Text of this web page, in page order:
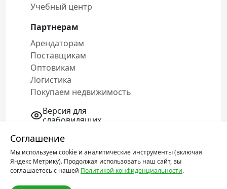
Соглашение
Мы используем cookie и аналитические инструменты (включая
Яндекс Метрику). Продолжая использовать наш сайт, вы
соглашаетесь с нашей Политикой конфиденциальности.
Учебный центр
Партнерам
Арендаторам
Поставщикам
Оптовикам
Логистика
Покупаем недвижимость
Версия для
слабовидящих
Политика конфиденциальности
Соглашение об обработке персональных
данных